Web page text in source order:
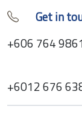
Get in
+606 764
+6012 676